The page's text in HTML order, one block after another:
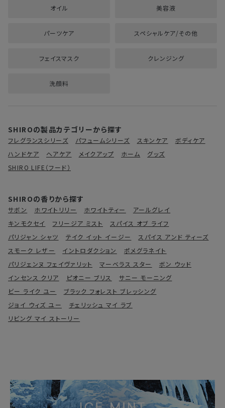
オイル 美容液
パーツケア スペシャルケア/その他
フェイスマスク クレンジング
洗顔料
SHIROの製品カテゴリーから探す
フレグランスシリーズ パフュームシリーズ スキンケア
ボディケア
ハンドケア
ヘアケア メイクアップ ホーム
グッズ
SHIRO LIFE（フード）
SHIROの香りから探す
サボン ホワイトリリー ホワイトティー
アールグレイ
キンモクセイ
フリージア ミスト
スパイス オブ ライフ
パリジャン シャツ
テイク イット イージー
スパイス アンド ティーズ
スモーク レザー
イントロダクション
ポメグラネイト
パリジェンヌ フェイヴァリット
マーベラス スター
ボン ウッド
インセンス クリア
ピオニー ブリス
サニー モーニング
ビー ライク ユー
ブラック フォレスト ブレッシング
ジョイ ウィズ ユー
チェリッシュ マイ ラブ
リビング マイ ストーリー